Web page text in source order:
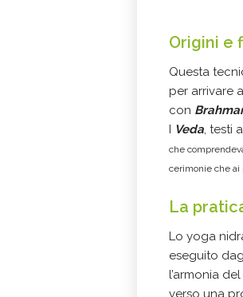
Origini e
Questa
per arrivare
con
I Veda , testi
che
cerimonie che ai
La
Lo yoga
eseguito
l’armonia
verso una